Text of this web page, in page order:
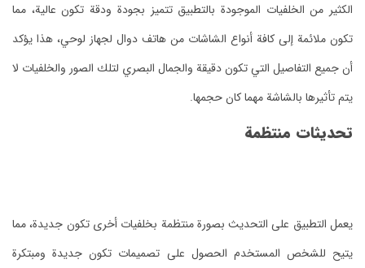
الكثير من الخلفيات الموجودة بالتطبيق تتميز بجودة ودقة تكون عالية، مما
تكون ملائمة إلى كافة أنواع الشاشات من هاتف دوال لجهاز لوحي، هذا يؤكد
أن جميع التفاصيل التي تكون دقيقة والجمال البصري لتلك الصور والخلفيات لا
يتم تأثيرها بالشاشة مهما كان حجمها.
تحديثات منتظمة
يعمل التطبيق على التحديث بصورة منتظمة بخلفيات أخرى تكون جديدة، مما
يتيح للشخص المستخدم الحصول على تصميمات تكون جديدة ومبتكرة